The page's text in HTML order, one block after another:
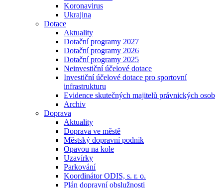
Koronavirus
Ukrajina
Dotace
Aktuality
Dotační programy 2027
Dotační programy 2026
Dotační programy 2025
Neinvestiční účelové dotace
Investiční účelové dotace pro sportovní
infrastrukturu
Evidence skutečných majitelů právnických osob
Archiv
Doprava
Aktuality
Doprava ve městě
Městský dopravní podnik
Opavou na kole
Uzavírky
Parkování
Koordinátor ODIS, s. r. o.
Plán dopravní obslužnosti